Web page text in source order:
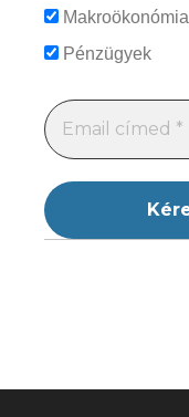
Makroökonómia
Pénzügyek